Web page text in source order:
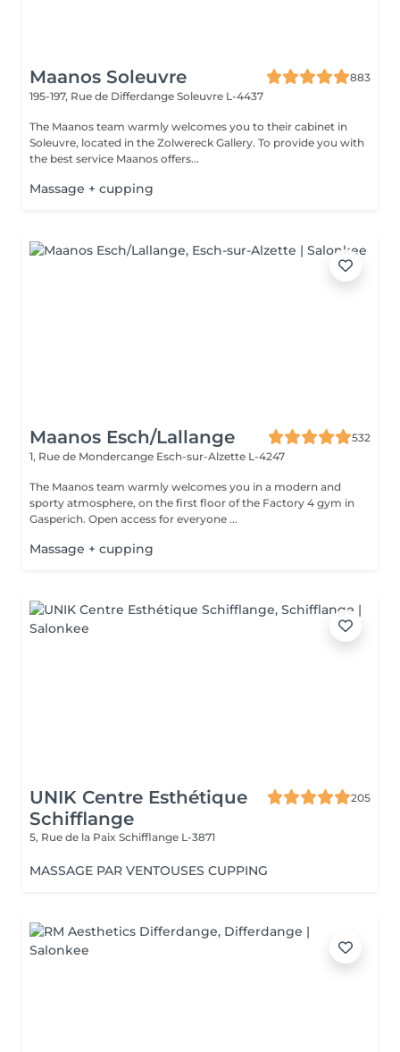
Maanos Soleuvre
883
195-197, Rue de Differdange Soleuvre L-4437
The Maanos team warmly welcomes you to their cabinet in
Soleuvre, located in the Zolwereck Gallery. To provide you with
the best service Maanos offers...
Massage + cupping
Maanos Esch/Lallange
532
1, Rue de Mondercange Esch-sur-Alzette L-4247
The Maanos team warmly welcomes you in a modern and
sporty atmosphere, on the first floor of the Factory 4 gym in
Gasperich. Open access for everyone ...
Massage + cupping
UNIK Centre Esthétique
Schifflange
205
5, Rue de la Paix Schifflange L-3871
MASSAGE PAR VENTOUSES CUPPING